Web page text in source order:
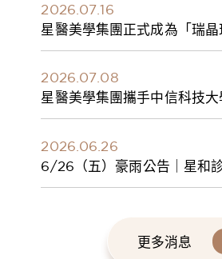
2026.07.16
星醫美學集團正式成為「瑞晶
入劑」台灣獨家總代理
2026.07.08
星醫美學集團攜手中信科技
學人才新標準 建構健康美學
2026.06.26
6/26（五）豪雨公告｜星和
更多消息